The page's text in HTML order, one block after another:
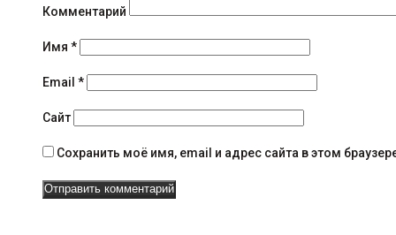
и
я
н
а
в
и
г
Комментарий
Имя *
Email *
Сайт
Сохранить моё имя, email и адрес сайта в этом